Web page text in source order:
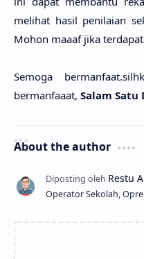
melihat hasil penilaian
Mohon maaaf jika
Semoga
bermanfaaat, Salam Satu
About the author
Operator Sekolah,